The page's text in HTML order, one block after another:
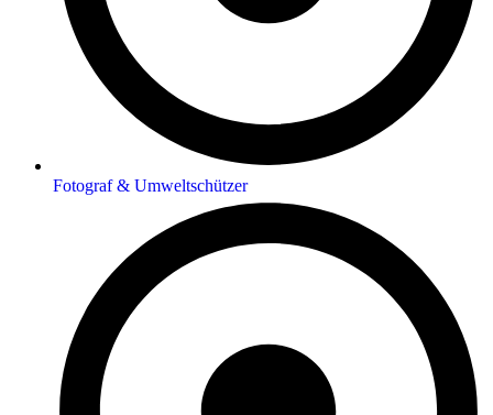
Fotograf & Umweltschützer